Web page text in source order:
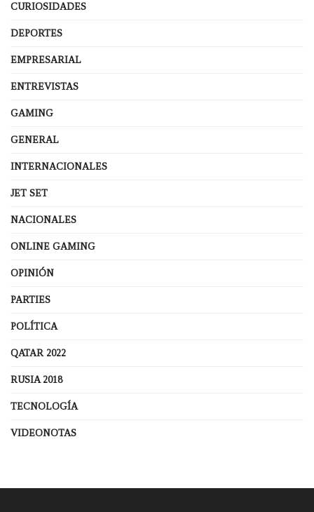
CURIOSIDADES
DEPORTES
EMPRESARIAL
ENTREVISTAS
GAMING
GENERAL
INTERNACIONALES
JET SET
NACIONALES
ONLINE GAMING
OPINIÓN
PARTIES
POLÍTICA
QATAR 2022
RUSIA 2018
TECNOLOGÍA
VIDEONOTAS